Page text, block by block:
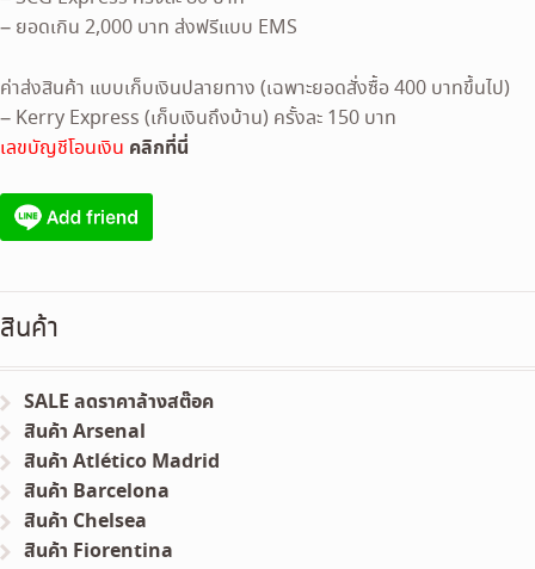
– ยอดเกิน 2,000 บาท ส่งฟรีแบบ EMS
ค่าส่งสินค้า แบบเก็บเงินปลายทาง (เฉพาะยอดสั่งซื้อ 400 บาทขึ้นไป)
– Kerry Express (เก็บเงินถึงบ้าน) ครั้งละ 150 บาท
เลขบัญชีโอนเงิน คลิกที่นี่
สินค้า
SALE ลดราคาล้างสต๊อค
สินค้า Arsenal
สินค้า Atlético Madrid
สินค้า Barcelona
สินค้า Chelsea
สินค้า Fiorentina